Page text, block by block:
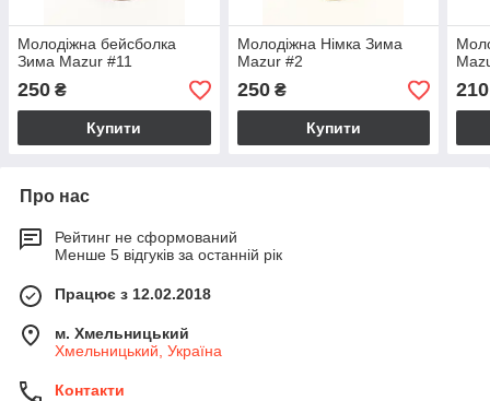
Молодіжна бейсболка
Зима Mazur #11
250 ₴
Купити
Молодіжна Німка Зима
Mazur #2
250₴
Купити
210
Про нас
Рейтинг не сформований
Менше 5 відгуків за останній рік
Працює з 12.02.2018
м. Хмельницький
Хмельницький, Україна
Контакти